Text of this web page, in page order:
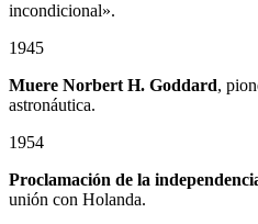
incondicional».
1945
Muere Norbert H. Goddard,
astronáutica.
1954
Proclamación de la
unión con Holanda.